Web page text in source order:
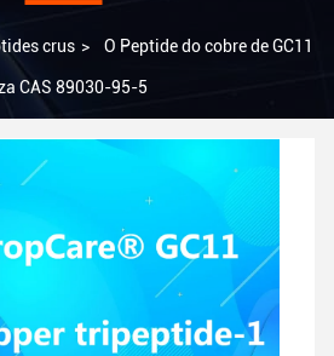
crus > O Peptide do cobre de GC11
CAS 89030-95-5